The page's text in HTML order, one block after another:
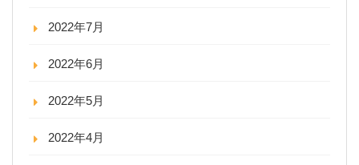
2022年7月
2022年6月
2022年5月
2022年4月